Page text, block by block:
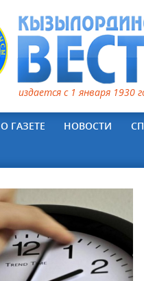
издается с 1 января 1930
О ГАЗЕТЕ НОВОСТИ